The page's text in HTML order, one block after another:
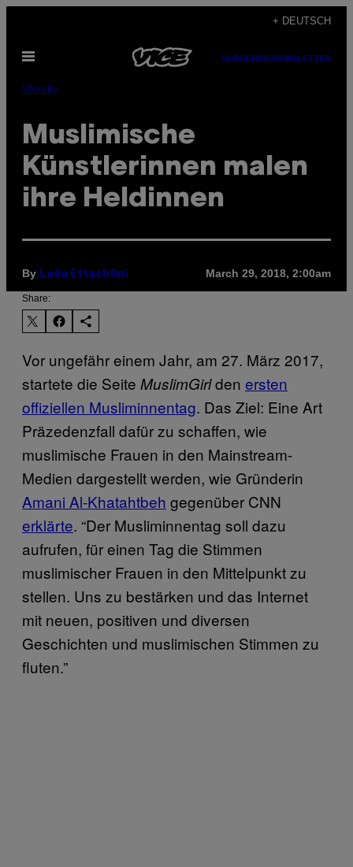
content
+ DEUTSCH
Open
SUBSCRIBENEWSLETTER
Identity
Muslimische
Künstlerinnen malen
ihre Heldinnen
By Leila Ettachfini March 29, 2018, 2:00am
Share:
Vor ungefähr einem Jahr, am 27. März 2017,
startete die Seite MuslimGirlden ersten
offiziellen Musliminnentag. Das Ziel: Eine Art
Präzedenzfall dafür zu schaffen, wie
muslimische Frauen in den Mainstream-
Medien dargestellt werden, wie Gründerin
Amani Al-Khatahtbeh gegenüber CNN
erklärte. “Der Musliminnentag soll dazu
aufrufen, für einen Tag die Stimmen
muslimischer Frauen in den Mittelpunkt zu
stellen. Uns zu bestärken und das Internet
mit neuen, positiven und diversen
Geschichten und muslimischen Stimmen zu
fluten.”